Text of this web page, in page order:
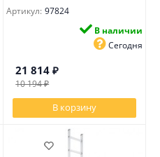
Артикул: 97824
В наличии
Сегодня
21 814 ₽
10 194₽
В корзину